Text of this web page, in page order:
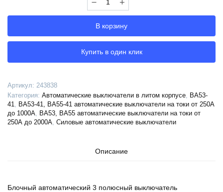
Выключатель
ВА53-
41-
340016-
630А-690AC-
243838
В корзину
Купить в один клик
Артикул: 243838
Категория: Автоматические выключатели в литом корпусе
ВА53-
41
ВА53-41, ВА55-41 автоматические выключатели на токи от 250А
до 1000А
ВА53, ВА55 автоматические выключатели на токи от
250А до 2000А Силовые автоматические выключатели
Описание
Блочный автоматический 3 полюсный выключатель